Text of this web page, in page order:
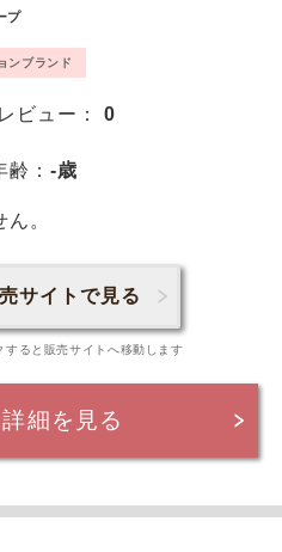
プ
ンブランド
ビュー：0
齢：-歳
。
サイトで見る
ると販売サイトへ移動します
詳細を見る